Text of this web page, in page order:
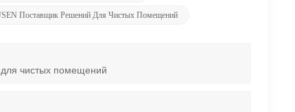
Поставщик Решений Для Чистых Помещений
чистых помещений